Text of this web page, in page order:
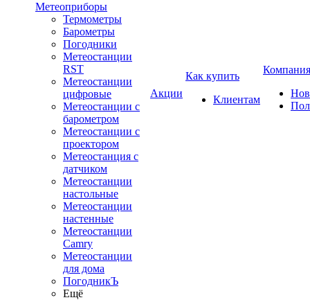
Метеоприборы
Термометры
Барометры
Погодники
Метеостанции
RST
Метеостанции
цифровые
Метеостанции с
барометром
Метеостанции с
проектором
Метеостанция с
датчиком
Метеостанции
настольные
Метеостанции
настенные
Метеостанции
Camry
Метеостанции
для дома
ПогодникЪ
Ещё
Акции
Как купить
Клиентам
Компания